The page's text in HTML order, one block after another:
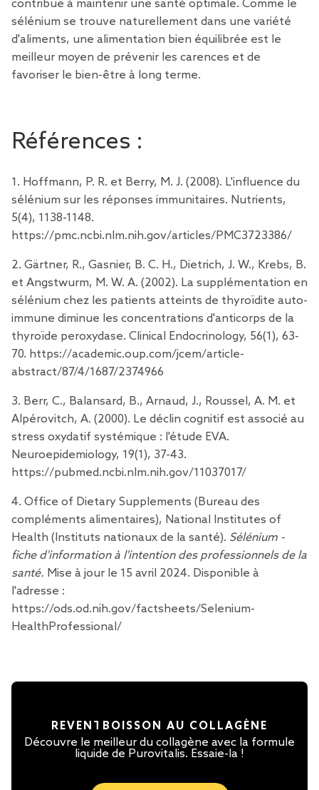
contribue à maintenir une santé optimale. Comme le
sélénium se trouve naturellement dans une variété
d'aliments, une alimentation bien équilibrée est le
meilleur moyen de prévenir les carences et de
favoriser le bien-être à long terme.
Références :
1. Hoffmann, P. R. et Berry, M. J. (2008). L'influence du
sélénium sur les réponses immunitaires. Nutrients,
5(4), 1138-1148.
https://pmc.ncbi.nlm.nih.gov/articles/PMC3723386/
2. Gärtner, R., Gasnier, B. C. H., Dietrich, J. W., Krebs, B.
et Angstwurm, M. W. A. (2002). La supplémentation en
sélénium chez les patients atteints de thyroïdite auto-
immune diminue les concentrations d'anticorps de la
thyroïde peroxydase. Clinical Endocrinology, 56(1), 63-
70. https://academic.oup.com/jcem/article-
abstract/87/4/1687/2374966
3. Berr, C., Balansard, B., Arnaud, J., Roussel, A. M. et
Alpérovitch, A. (2000). Le déclin cognitif est associé au
stress oxydatif systémique : l'étude EVA.
Neuroepidemiology, 19(1), 37-43.
https://pubmed.ncbi.nlm.nih.gov/11037017/
4. Office of Dietary Supplements (Bureau des
compléments alimentaires), National Institutes of
Health (Instituts nationaux de la santé). Sélénium -
fiche d'information à l'intention des professionnels de la
santé. Mise à jour le 15 avril 2024. Disponible à
l'adresse :
https://ods.od.nih.gov/factsheets/Selenium-
HealthProfessional/
REVENT BOISSON AU COLLAGÈNE
Découvre le meilleur du collagène avec la formule
liquide de Purovitalis. Essaie-la !